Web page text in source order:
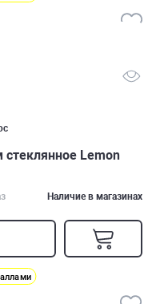
Lemon
Наличие в магазинах